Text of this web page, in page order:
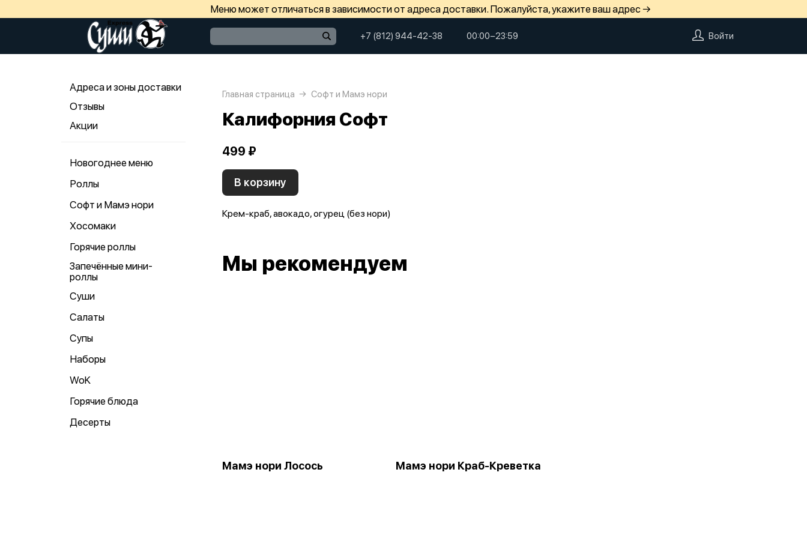
Меню может отличаться в зависимости от адреса доставки. Пожалуйста, укажите ваш адрес →
+7 (812) 944-42-38 00:00−23:59 Войти
Адреса и зоны доставки
Отзывы
Акции
Новогоднее меню
Роллы
Софт и Мамэ нори
Хосомаки
Горячие роллы
Запечённые мини-
роллы
Суши
Салаты
Супы
Наборы
WoK
Горячие блюда
Десерты
Главная страница Софт и Мамэ нори
Калифорния Софт
499 ₽
В корзину
Крем-краб, авокадо, огурец (без нори)
Мы рекомендуем
Мамэ нори Лосось Мамэ нори Краб-Креветка